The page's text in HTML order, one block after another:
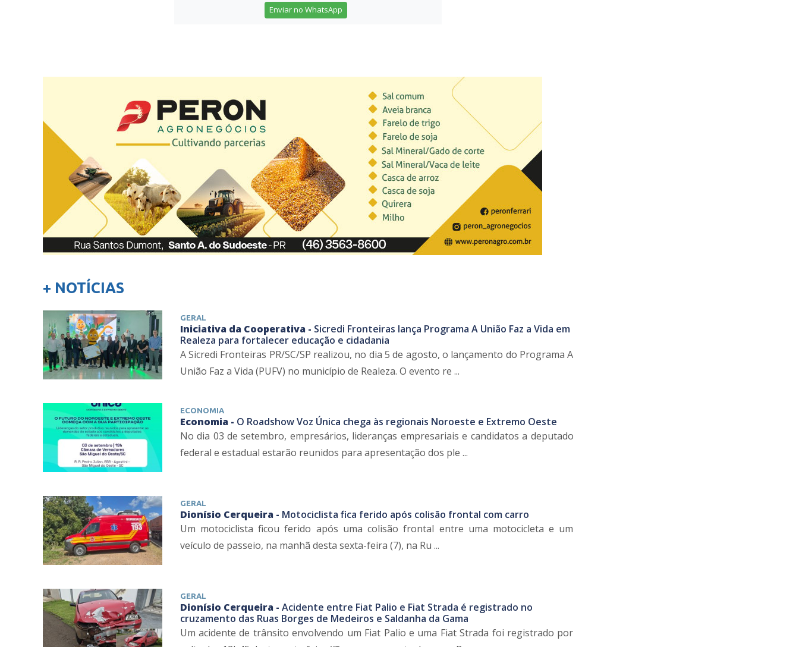
Enviar no WhatsApp
+ NOTÍCIAS
GERAL
Iniciativa da Cooperativa - Sicredi Fronteiras lança Programa A União Faz a Vida em
Realeza para fortalecer educação e cidadania
A Sicredi Fronteiras PR/SC/SP realizou, no dia 5 de agosto, o lançamento do Programa A
União Faz a Vida (PUFV) no município de Realeza. O evento re ...
ECONOMIA
Economia - O Roadshow Voz Única chega às regionais Noroeste e Extremo Oeste
No dia 03 de setembro, empresários, lideranças empresariais e candidatos a deputado
federal e estadual estarão reunidos para apresentação dos ple ...
GERAL
Dionísio Cerqueira - Motociclista fica ferido após colisão frontal com carro
Um motociclista ficou ferido após uma colisão frontal entre uma motocicleta e um
veículo de passeio, na manhã desta sexta-feira (7), na Ru ...
GERAL
Dionísio Cerqueira - Acidente entre Fiat Palio e Fiat Strada é registrado no
cruzamento das Ruas Borges de Medeiros e Saldanha da Gama
Um acidente de trânsito envolvendo um Fiat Palio e uma Fiat Strada foi registrado por